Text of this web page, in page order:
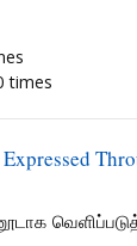
times
Expressed